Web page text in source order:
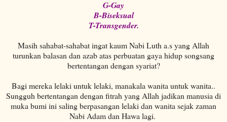
G-Gay
B-Biseksual
T-Transgender.
Masih sahabat-sahabat ingat kaum Nabi Luth a.s yang Allah
turunkan balasan dan azab atas perbuatan gaya hidup songsang
bertentangan dengan syariat?
Bagi mereka lelaki untuk lelaki, manakala wanita untuk wanita..
Sungguh bertentangan dengan fitrah yang Allah jadikan manusia di
muka bumi ini saling berpasangan lelaki dan wanita sejak zaman
Nabi Adam dan Hawa lagi.